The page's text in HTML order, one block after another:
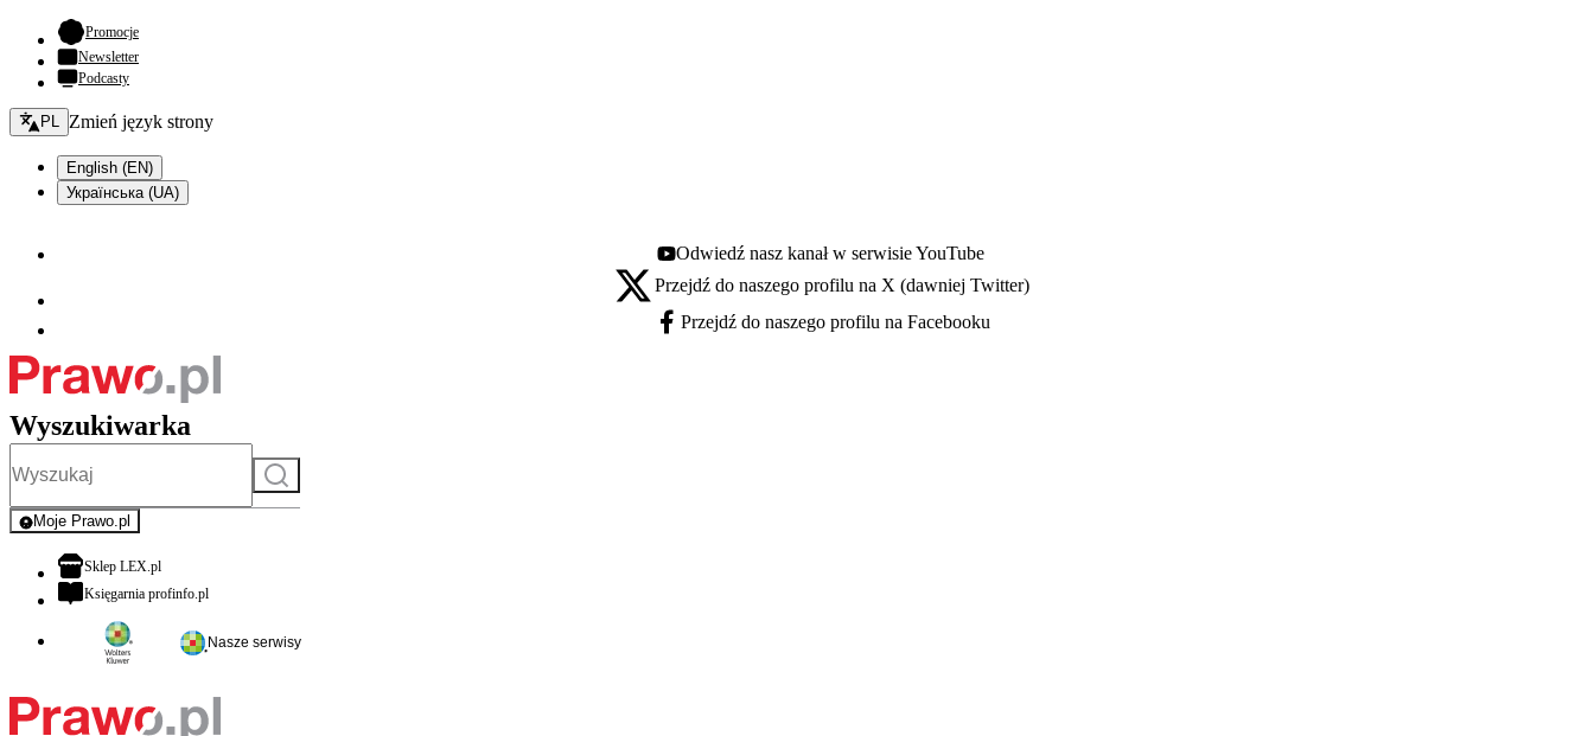
Promocje- otwiera się w nowej karcie
Newsletter
Podcasty
Zmień język - bieżący:
PL Zmień język strony
English (EN)
Українська (UA)
Youtube - otwiera się w nowej karcie
Odwiedź nasz kanał w serwisie YouTube
X - otwiera się w nowej karcie
Przejdź do naszego profilu na X (dawniej Twitter)
Facebook - otwiera się w nowej karcie
Przejdź do naszego profilu na Facebooku
Wyszukiwarka
Szukaj
Moje Prawo.pl
- rejestracja i logowanie do serwisu
Sklep LEX.plotwiera się w nowej karcie
Księgarnia profinfo.plotwiera się w nowej karcie
Nasze serwisy